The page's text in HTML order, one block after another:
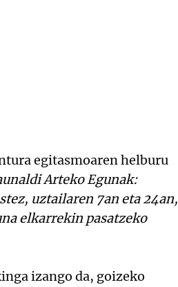
egitasmoaren helburu
Arteko Egunak:
uztailaren 7an eta 24an,
elkarrekin pasatzeko
izango da, goizeko